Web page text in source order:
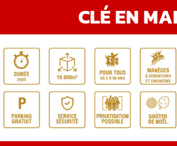
CLÉ EN